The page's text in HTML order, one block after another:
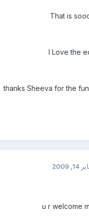
That is
I Love the
thanks Sheeva for the
2009
u r welcome